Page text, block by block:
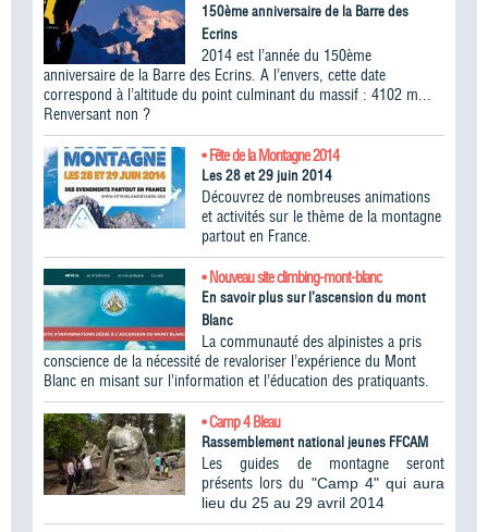
150ème anniversaire de la Barre des
Ecrins
2014 est l’année du 150ème
anniversaire de la Barre des Ecrins. A l’envers, cette date
correspond à l’altitude du point culminant du massif : 4102 m...
Renversant non ?
• Fête de la Montagne 2014
Les 28 et 29 juin 2014
Découvrez de nombreuses animations
et activités sur le thème de la montagne
partout en France.
• Nouveau site climbing-mont-blanc
En savoir plus sur l’ascension du mont
Blanc
La communauté des alpinistes a pris
conscience de la nécessité de revaloriser l’expérience du Mont
Blanc en misant sur l’information et l’éducation des pratiquants.
• Camp 4 Bleau
Rassemblement national jeunes FFCAM
Les guides de montagne seront
présents lors du "Camp 4" qui aura
lieu du 25 au 29 avril 2014